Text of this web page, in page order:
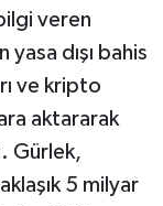
veren
dışı bahis
ve kripto
aktararak
Gürlek,
5 milyar